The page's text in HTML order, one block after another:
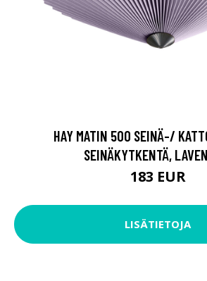
HAY MATIN 500 SEINÄ-/
SEINÄKYTKENTÄ,
183 EUR
LISÄTIETOJA